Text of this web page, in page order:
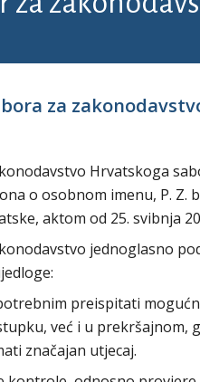
za
Hrvatskoga
o osobnom imenu, P. Z.
aktom od 25. svibnja
jednoglasno
preispitati
već i u
značajan utjecaj.